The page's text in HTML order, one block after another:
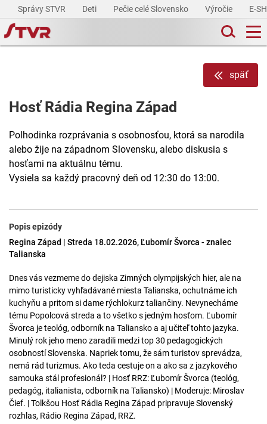
Správy STVR Deti Pečie celé Slovensko Výročie E-
späť
Hosť Rádia Regina Západ
Polhodinka rozprávania s osobnosťou, ktorá sa narodila
alebo žije na západnom Slovensku, alebo diskusia s
hosťami na aktuálnu tému.
Vysiela sa každý pracovný deň od 12:30 do 13:00.
Popis epizódy
Regina Západ | Streda 18.02.2026, Ľubomír Švorca - znalec
Talianska
Dnes vás vezmeme do dejiska Zimných olympijských hier, ale na
mimo turisticky vyhľadávané miesta Talianska, ochutnáme ich
kuchyňu a pritom si dame rýchlokurz taliančiny. Nevynecháme
tému Popolcová streda a to všetko s jedným hosťom. Ľubomír
Švorca je teológ, odborník na Taliansko a aj učiteľ tohto jazyka.
Minulý rok jeho meno zaradili medzi top 30 pedagogických
osobností Slovenska. Napriek tomu, že sám turistov sprevádza,
nemá rád turizmus. Ako teda cestuje on a ako sa z jazykového
samouka stál profesionál? | Hosť RRZ: Ľubomír Švorca (teológ,
pedagóg, italianista, odborník na Taliansko) | Moderuje: Miroslav
Čief. | Tolkšou Hosť Rádia Regina Západ pripravuje Slovenský
rozhlas, Rádio Regina Západ, RRZ.